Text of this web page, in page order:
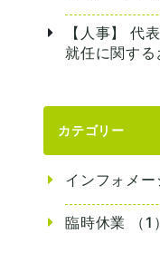
【人事】 代
就任に関する
カテゴリー
インフォメー
臨時休業 （1）